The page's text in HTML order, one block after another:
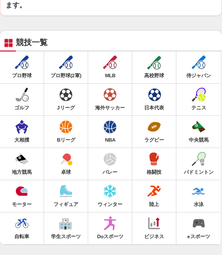
ます。
競技一覧
プロ野球 プロ野球(2軍) MLB 高校野球 侍ジャパン
ゴルフ Jリーグ 海外サッカー 日本代表 テニス
大相撲 Bリーグ NBA ラグビー 中央競馬
地方競馬 卓球 バレー 格闘技 バドミントン
モーター フィギュア ウィンター 陸上 水泳
自転車 学生スポーツ Doスポーツ ビジネス eスポーツ